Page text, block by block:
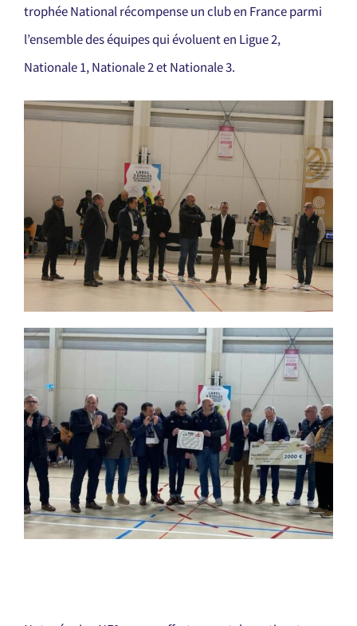
trophée National récompense un club en France parmi
l’ensemble des équipes qui évoluent en Ligue 2,
Nationale 1, Nationale 2 et Nationale 3.